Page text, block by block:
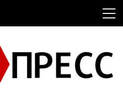
"Брюховецкие новости"